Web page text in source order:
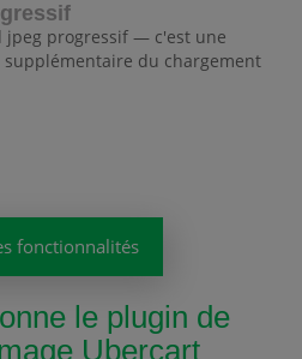
jpeg progressif — c'est une
supplémentaire du chargement
fonctionnalités
le plugin de
Ubercart